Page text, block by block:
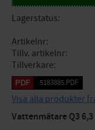
Lagerstatus
Artikelnr
Tillv. artikelnr
Tillverkare
5183885.PDF
Visa alla produkter
Vattenmätare Q3 6,3